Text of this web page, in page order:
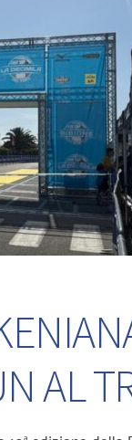
AL